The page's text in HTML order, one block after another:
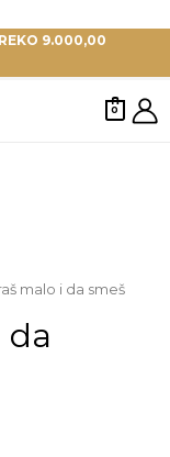
9.000,00
0
malo i da smeš
da